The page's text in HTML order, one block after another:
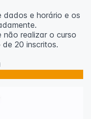
dados e horário e os
não realizar o curso
20 inscritos.